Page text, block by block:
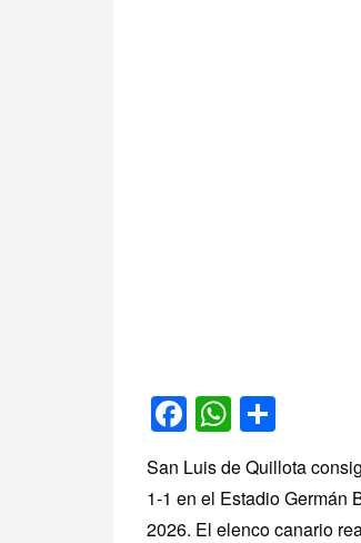
Facebook
San Luis de Quillota
1-1 en el Estadio Germán
2026. El elenco canario